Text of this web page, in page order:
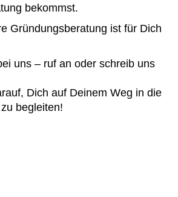
bekommst.
Gründungsberatung ist für Dich
uns – ruf an oder schreib uns
Dich auf Deinem Weg in die
begleiten!